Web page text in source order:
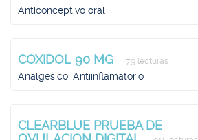
Anticonceptivo oral
COXIDOL 90 MG 79 lecturas
Analgésico, Antiinflamatorio
CLEARBLUE PRUEBA DE